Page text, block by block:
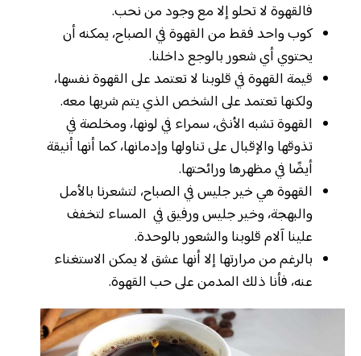
فالقهوة لا تحلو إلا مع وجود من نحب.
كوب واحد فقط من القهوة في الصباح، يمكنه أن
يحتوي أي شعور بالوجع داخلنا.
قيمة القهوة في قلوبنا لا تعتمد على القهوة نفسها،
ولكنها تعتمد على الشخص الذي يتم شربها معه.
القهوة تشبه الأنثى، سمراء في لونها، ومخلصة في
تذوقها والإقبال على تناولها وإدمانها، كما أنها أنيقة
أيضًا في مظهرها ورائحتها.
القهوة هي خير جليس في الصباح، لتشعرنا بالأمل
والبهجة، وخير جليس ورفيق في المساء لتخفف
علينا آلام قلوبنا والشعور بالوحدة.
بالرغم من مرارتها إلا أنها عشق لا يمكن الاستغناء
عنه، فأنا ذلك المدمن على حب القهوة.